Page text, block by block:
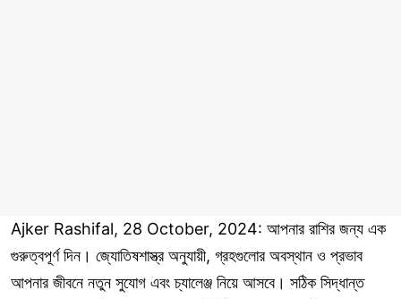
Ajker Rashifal, 28 October, 2024: আপনার রাশির জন্য এক
গুরুত্বপূর্ণ দিন। জ্যোতিষশাস্ত্র অনুযায়ী, গ্রহগুলোর অবস্থান ও প্রভাব
আপনার জীবনে নতুন সুযোগ এবং চ্যালেঞ্জ নিয়ে আসবে। সঠিক সিদ্ধান্ত